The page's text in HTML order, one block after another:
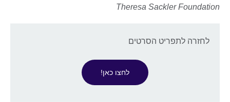
Theresa Sackler Foundation
לחזרה לתפריט הסרטים
לחצו כאן!